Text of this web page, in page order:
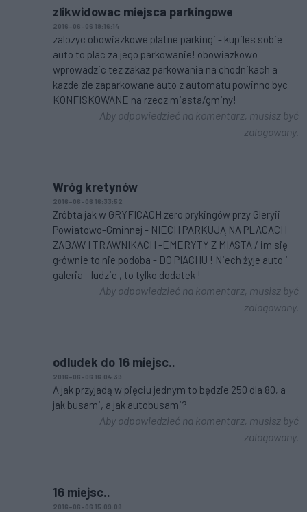
zlikwidowac miejsca parkingowe
2016-06-06 19:16:14
zalozyc obowiazkowe platne parkingi - kupiles sobie
auto to plac za jego parkowanie! obowiazkowo
wprowadzic tez zakaz parkowania na chodnikach a
kazde zle zaparkowane auto z automatu powinno byc
KONFISKOWANE na rzecz miasta/gminy!
Aby odpowiedzieć na komentarz, musisz być
zalogowany.
Wróg kretynów
2016-06-06 16:33:52
Zróbta jak w GRYFICACH zero prykingów przy Gleryii
Powiatowo-Gminnej - NIECH PARKUJĄ NA PLACACH
ZABAW I TRAWNIKACH -EMERYTY Z MIASTA / im się
głównie to nie podoba - DO PIACHU ! Niech żyje auto i
galeria - ludzie , to tylko dodatek !
Aby odpowiedzieć na komentarz, musisz być
zalogowany.
odludek do 16 miejsc..
2016-06-06 16:04:39
A jak przyjadą w pięciu jednym to będzie 250 dla 80, a
jak busami, a jak autobusami?
Aby odpowiedzieć na komentarz, musisz być
zalogowany.
16 miejsc..
2016-06-06 15:09:08